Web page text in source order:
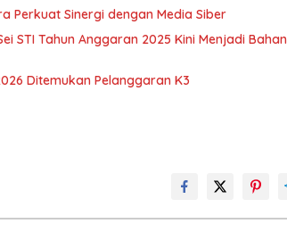
Perkuat Sinergi dengan Media Siber
STI Tahun Anggaran 2025 Kini Menjadi Bahan
Ditemukan Pelanggaran K3